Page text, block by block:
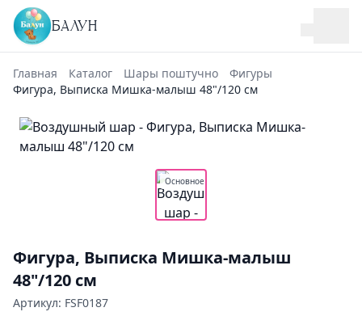
БАЛУН
Главная Каталог Шары поштучно
Фигуры
Фигура, Выписка Мишка-малыш 48"/120 см
Основное
Фигура, Выписка Мишка-малыш
48"/120 см
Артикул: FSF0187